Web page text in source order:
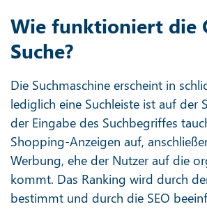
Wie funktioniert die
Suche?
Die Suchmaschine erscheint in
lediglich eine Suchleiste ist auf der
der Eingabe des Suchbegriffes
Shopping-Anzeigen auf,
Werbung, ehe der Nutzer auf die
kommt. Das Ranking wird durch
bestimmt und durch die SEO